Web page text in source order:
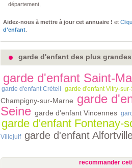
département,
Aidez-nous à mettre à jour cet annuaire ! et
d'enfant
garde d'enfant des plus
garde d'enfant Saint-
garde d'enfant Créteil garde d'enfant Vitry-
Champigny-sur-Marne garde
Seine garde d'enfant Vincennes
garde d'enfant Fontenay-
Villejuif garde d'enfant
recommander